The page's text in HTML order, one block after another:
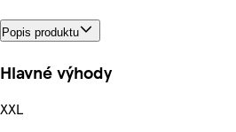
Popis produktu
Hlavné výhody
XXL